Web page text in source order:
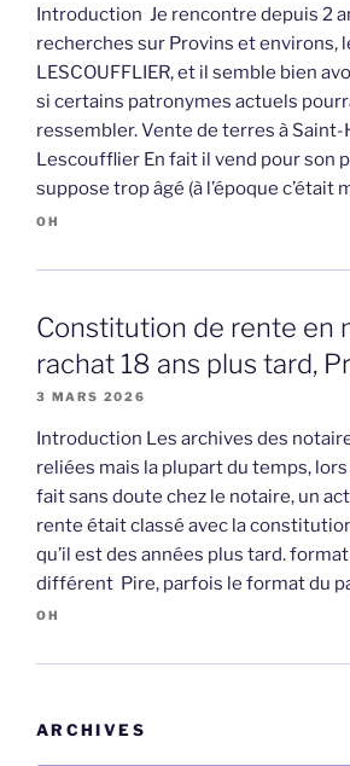
Introduction Je rencontre depuis 2
recherches sur Provins et environs,
LESCOUFFLIER, et il semble bien
si certains patronymes actuels
ressembler. Vente de terres à Saint-
Lescoufflier En fait il vend pour son
suppose trop âgé (à l’époque c’était
OH
Constitution de rente en
rachat 18 ans plus tard,
3 MARS 2026
Introduction Les archives des
reliées mais la plupart du temps,
fait sans doute chez le notaire, un
rente était classé avec la
qu’il est des années plus tard.
différent Pire, parfois le format du
OH
ARCHIVES